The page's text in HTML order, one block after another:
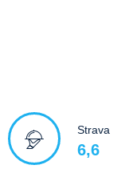
Strava
6,6